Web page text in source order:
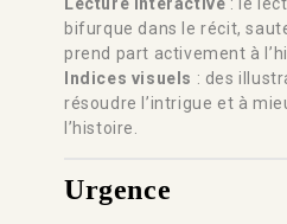
bifurque dans le récit,
prend part activement à
Indices visuels : des
résoudre l’intrigue et à
l’histoire.
Urgence